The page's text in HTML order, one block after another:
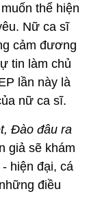
thể hiện
Nữ ca sĩ
cảm đương
tin làm chủ
lần này là
nữ ca sĩ.
Đào đâu ra
giả sẽ khám
hiện đại, cá
điều